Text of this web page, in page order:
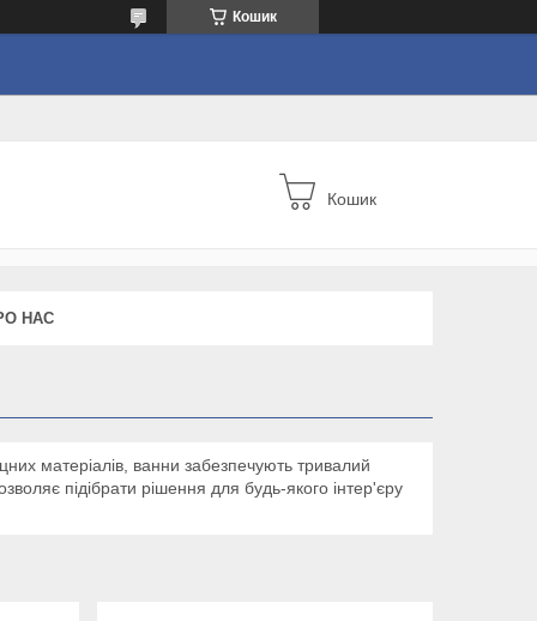
Кошик
Кошик
НАС
матеріалів, ванни забезпечують тривалий
підібрати рішення для будь-якого інтер'єру